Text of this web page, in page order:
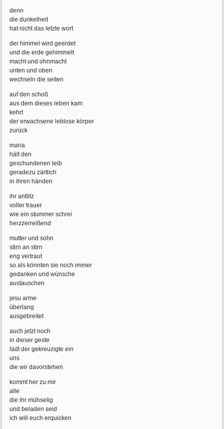
denn
die dunkelheit
hat nicht das letzte wort
der himmel wird geerdet
und die erde gehimmelt
macht und ohnmacht
unten und oben
wechseln die seiten
auf den schoß
aus dem dieses leben kam
kehrt
der erwachsene leblose körper
zurück
maria
hält den
geschundenen leib
geradezu zärtlich
in ihren händen
ihr antlitz
voller trauer
wie ein stummer schrei
herzzerreißend
mutter und sohn
stirn an stirn
eng vertraut
so als könnten sie noch immer
gedanken und wünsche
austauschen
jesu arme
überlang
ausgebreitet
auch jetzt noch
in dieser geste
lädt der gekreuzigte ein
uns
die wir davorstehen
kommt her zu mir
alle
die ihr mühselig
und beladen seid
ich will euch erquicken